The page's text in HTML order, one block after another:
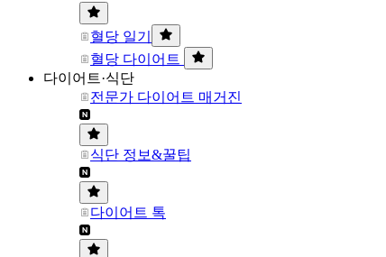
혈당 일기
혈당 다이어트
다이어트·식단
전문가 다이어트 매거진
식단 정보&꿀팁
다이어트 톡